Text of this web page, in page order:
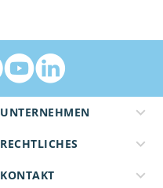
UNTERNEHMEN
RECHTLICHES
KONTAKT